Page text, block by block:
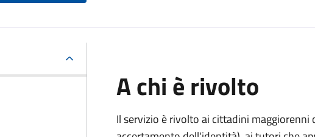
A chi è rivolto
Il servizio è rivolto ai cittadini maggiorenni